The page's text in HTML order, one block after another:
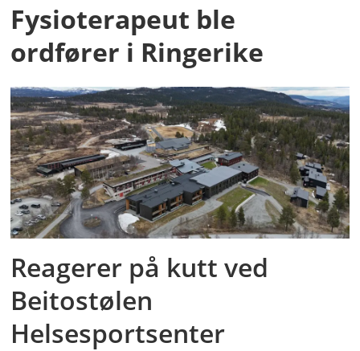
Fysioterapeut ble
ordfører i Ringerike
Reagerer på kutt ved
Beitostølen
Helsesportsenter